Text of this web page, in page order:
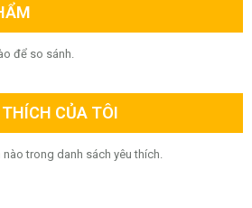
để so sánh.
CỦA TÔI
trong danh sách yêu thích.